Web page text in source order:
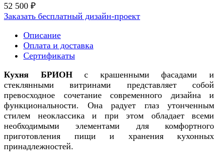
52 500 ₽
Заказать бесплатный дизайн-проект
Описание
Оплата и доставка
Сертификаты
Кухня БРИОНс крашенными фасадами и
стеклянными витринами представляет собой
превосходное сочетание современного дизайна и
функциональности. Она радует глаз утонченным
стилем неоклассика и при этом обладает всеми
необходимыми элементами для комфортного
приготовления пищи и хранения кухонных
принадлежностей.